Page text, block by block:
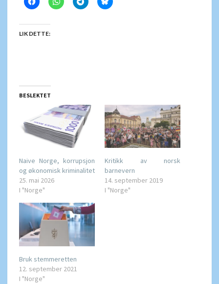
LIK DETTE:
BESLEKTET
Naive Norge, korrupsjon
og økonomisk kriminalitet
25. mai 2026
I "Norge"
Kritikk av norsk
barnevern
14. september 2019
I "Norge"
Bruk stemmeretten
12. september 2021
I "Norge"